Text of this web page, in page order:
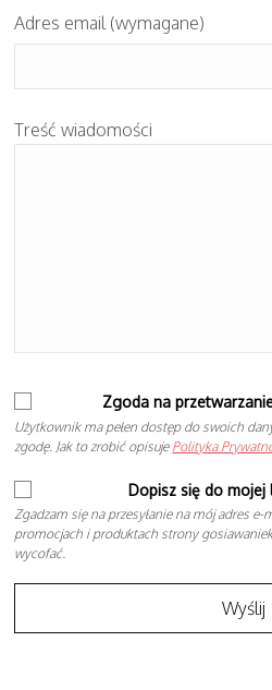
Adres email (wymagane)
Treść wiadomości
Zgoda na
Użytkownik ma pełen dostęp do swoich
zgodę. Jak to zrobić opisuje Polityka
Dopisz się do
Zgadzam się na przesyłanie na mój adres
promocjach i produktach strony
wycofać.